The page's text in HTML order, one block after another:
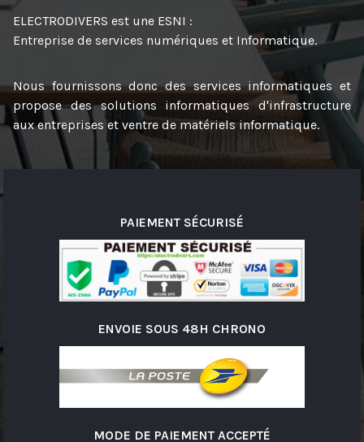
ELECTRODIVERS est une ESNI :
Entreprise de services numériques et Informatique.
Nous fournissons donc des services informatiques et
propose des solutions informatiques d'infrastructure
aux entreprises et ventre de matériels informatique.
PAIEMENT SÉCURISÉ
ENVOIE SOUS 48H CHRONO
MODE DE PAIEMENT ACCEPTÉ